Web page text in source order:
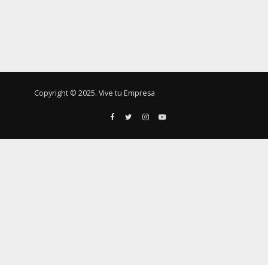
Copyright © 2025. Vive tu Empresa